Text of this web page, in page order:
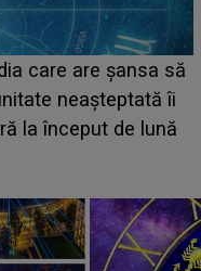
ziua 2. La ce
Zara
în România și s-a